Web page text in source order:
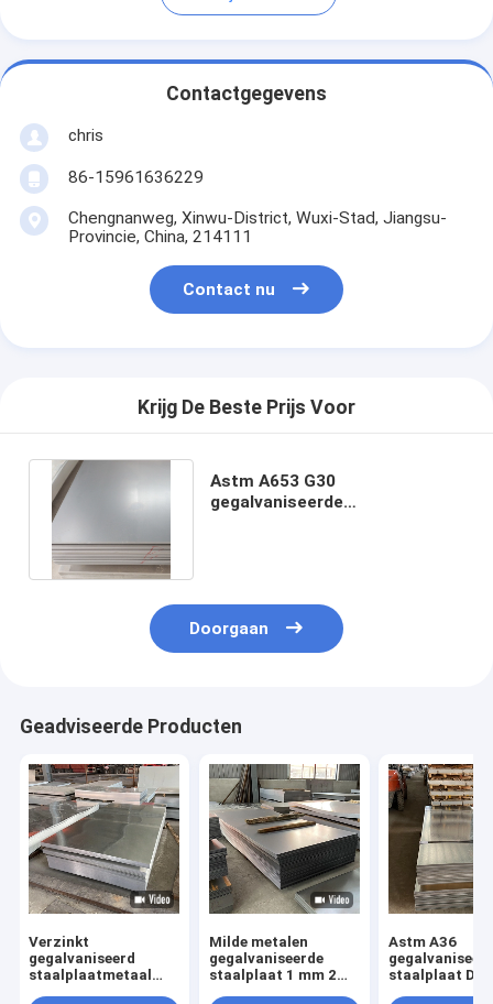
Contactgegevens
chris
86-15961636229
Chengnanweg, Xinwu-District, Wuxi-Stad, Jiangsu-
Provincie, China, 214111
Contact nu
Krijg De Beste Prijs Voor
Astm A653 G30
gegalvaniseerde
Doorgaan
Geadviseerde Producten
Verzinkt
gegalvaniseerd
staalplaatmetaal
Milde metalen
gegalvaniseerde
staalplaat 1 mm 2
Astm A36
staalplaat